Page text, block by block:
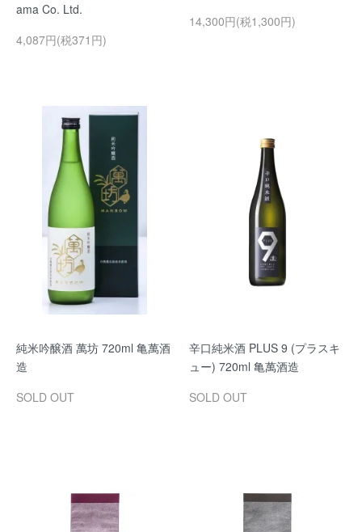
ama Co. Ltd.
4,087円(税371円)
14,300円(税1,300円)
純米吟醸酒 萬坊 720ml 亀萬酒
造
SOLD OUT
辛口純米酒 PLUS 9 (プラスキ
ュー) 720ml 亀萬酒造
SOLD OUT